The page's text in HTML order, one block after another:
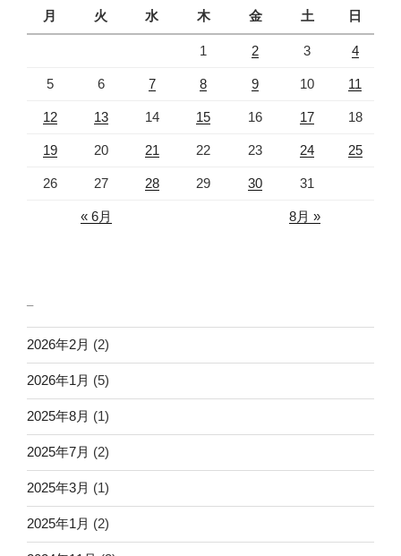
月
火 水 木 金 土 日
1 2 3 4
5 6 7 8 9 10 11
12 13 14 15 16 17 18
19 20 21 22 23 24 25
26 27 28 29 30 31
« 6月 8月 »
2026年2月 (2)
2026年1月 (5)
2025年8月 (1)
2025年7月 (2)
2025年3月 (1)
2025年1月 (2)